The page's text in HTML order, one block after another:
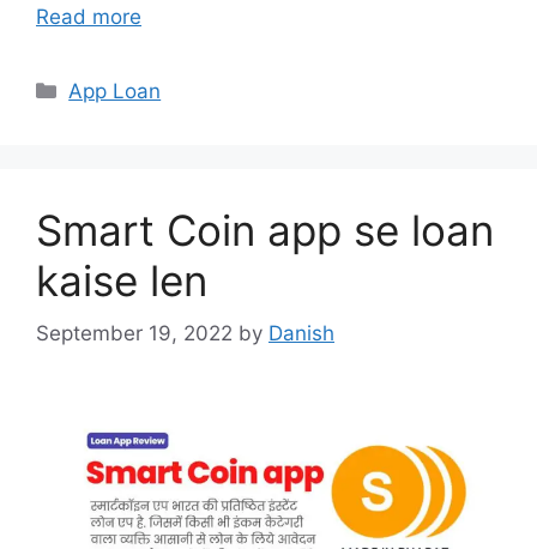
Read more
Categories
App Loan
Smart Coin app se loan
kaise len
September 19, 2022 by Danish